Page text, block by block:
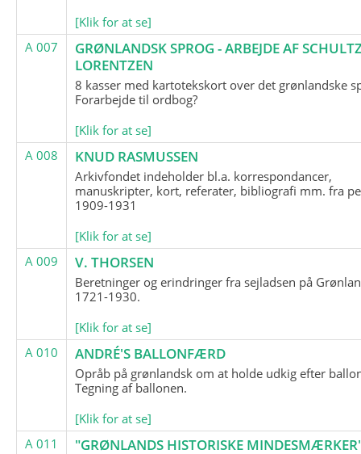
[Klik for at se]
A 007
GRØNLANDSK SPROG - ARBEJDE AF
LORENTZEN
8 kasser med kartotekskort over det grønlandske
Forarbejde til ordbog?
[Klik for at se]
A 008
KNUD RASMUSSEN
Arkivfondet indeholder bl.a. korrespondancer,
manuskripter, kort, referater, bibliografi mm. fra
1909-1931
[Klik for at se]
A 009
V. THORSEN
Beretninger og erindringer fra sejladsen på
1721-1930.
[Klik for at se]
A 010
ANDRÉ'S BALLONFÆRD
Opråb på grønlandsk om at holde udkig efter
Tegning af ballonen.
[Klik for at se]
A 011
"GRØNLANDS HISTORISKE